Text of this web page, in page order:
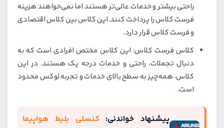
راحتی بیشتر و خدمات عالی‌تر هستند اما نمی‌خواهند هزینه
فرست کلاس را پرداخت کنند. این کلاس بین کلاس اقتصادی
و فرست کلاس قرار دارد.
کلاس فرست کلاس: این کلاس مختص افرادی است که به
دنبال تجملات، راحتی و خدمات درجه یک هستند. در این
کلاس، همه‌چیز به سطح بالای خدمات و تجربه لوکس محدود
است.
پیشنهاد خواندنی: کنسلی بلیط هواپیما